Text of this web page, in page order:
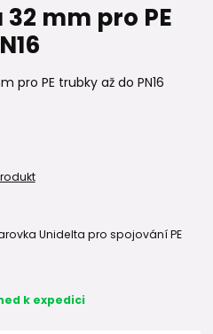
mm pro PE
Unidelta pro spojování PE
k expedici